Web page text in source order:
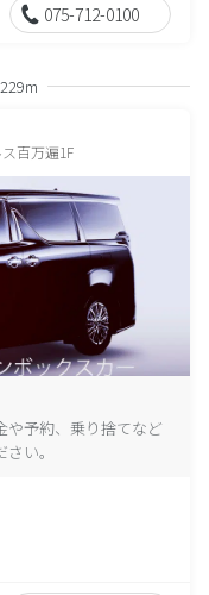
075-712-0100
百万遍1F
や予約、乗り捨てなど
い。